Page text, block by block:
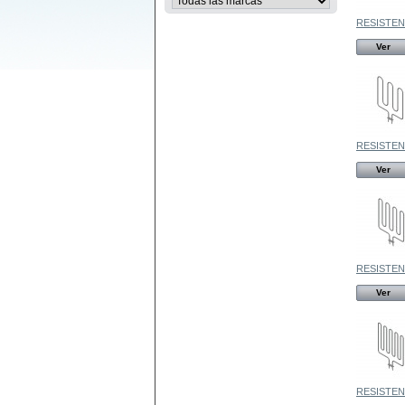
Ver
Ver
Ver